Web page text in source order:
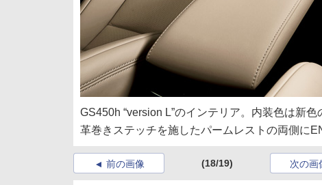
GS450h “version L”のインテリア。内装色は新
革巻きステッチを施したパームレストの両側に
前の画像 (18/19) 次の画